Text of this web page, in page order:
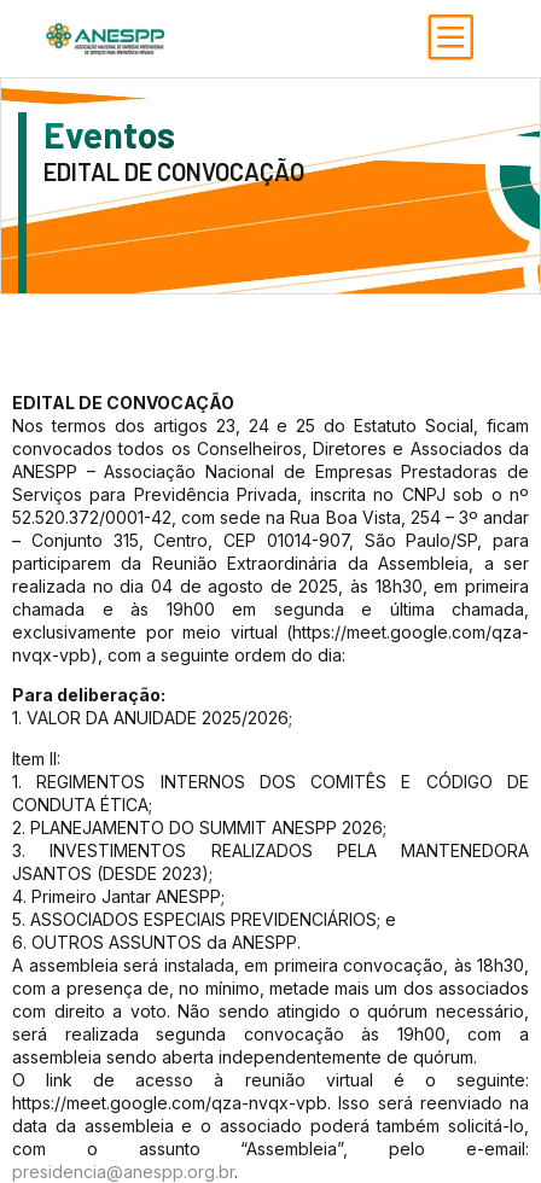
Eventos
EDITAL DE CONVOCAÇÃO
EDITAL DE CONVOCAÇÃO
Nos termos dos artigos 23, 24 e 25 do Estatuto Social, ficam
convocados todos os Conselheiros, Diretores e Associados da
ANESPP – Associação Nacional de Empresas Prestadoras de
Serviços para Previdência Privada, inscrita no CNPJ sob o nº
52.520.372/0001-42, com sede na Rua Boa Vista, 254 – 3º andar
– Conjunto 315, Centro, CEP 01014-907, São Paulo/SP, para
participarem da Reunião Extraordinária da Assembleia, a ser
realizada no dia 04 de agosto de 2025, às 18h30, em primeira
chamada e às 19h00 em segunda e última chamada,
exclusivamente por meio virtual (https://meet.google.com/qza-
nvqx-vpb), com a seguinte ordem do dia:
Para deliberação:
1. VALOR DA ANUIDADE 2025/2026;
Item II:
1. REGIMENTOS INTERNOS DOS COMITÊS E CÓDIGO DE
CONDUTA ÉTICA;
2. PLANEJAMENTO DO SUMMIT ANESPP 2026;
3. INVESTIMENTOS REALIZADOS PELA MANTENEDORA
JSANTOS (DESDE 2023);
4. Primeiro Jantar ANESPP;
5. ASSOCIADOS ESPECIAIS PREVIDENCIÁRIOS; e
6. OUTROS ASSUNTOS da ANESPP.
A assembleia será instalada, em primeira convocação, às 18h30,
com a presença de, no mínimo, metade mais um dos associados
com direito a voto. Não sendo atingido o quórum necessário,
será realizada segunda convocação às 19h00, com a
assembleia sendo aberta independentemente de quórum.
O link de acesso à reunião virtual é o seguinte:
https://meet.google.com/qza-nvqx-vpb. Isso será reenviado na
data da assembleia e o associado poderá também solicitá-lo,
com o assunto “Assembleia”, pelo e-email:
presidencia@anespp.org.br.